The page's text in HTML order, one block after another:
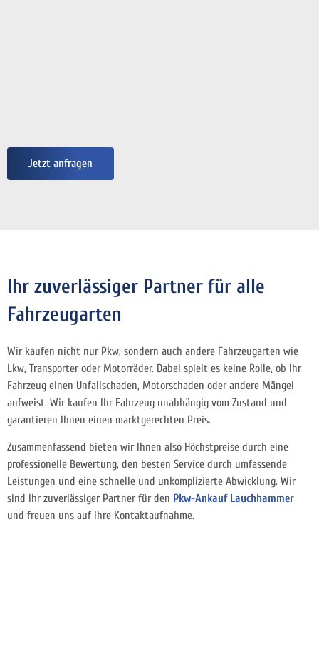
Jetzt anfragen
Ihr zuverlässiger Partner für alle
Fahrzeugarten
Wir kaufen nicht nur Pkw, sondern auch andere Fahrzeugarten wie
Lkw, Transporter oder Motorräder. Dabei spielt es keine Rolle, ob Ihr
Fahrzeug einen Unfallschaden, Motorschaden oder andere Mängel
aufweist. Wir kaufen Ihr Fahrzeug unabhängig vom Zustand und
garantieren Ihnen einen marktgerechten Preis.
Zusammenfassend bieten wir Ihnen also Höchstpreise durch eine
professionelle Bewertung, den besten Service durch umfassende
Leistungen und eine schnelle und unkomplizierte Abwicklung. Wir
sind Ihr zuverlässiger Partner für den Pkw-Ankauf Lauchhammer
und freuen uns auf Ihre Kontaktaufnahme.